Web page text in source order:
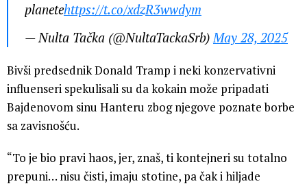
planetehttps://t.co/xdzR3wwdym
— Nulta Tačka (@NultaTackaSrb)May 28, 2025
Bivši predsednik Donald Tramp i neki konzervativni
influenseri spekulisali su da kokain može pripadati
Bajdenovom sinu Hanteru zbog njegove poznate borbe
sa zavisnošću.
“To je bio pravi haos, jer, znaš, ti kontejneri su totalno
prepuni… nisu čisti, imaju stotine, pa čak i hiljade